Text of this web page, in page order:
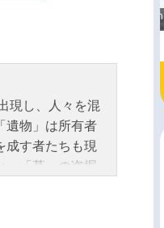
現し、人々を混
遺物」は所有者
成す者たちも現
、「墓」の盗掘
められる。そ
radio 大直会 2nd season